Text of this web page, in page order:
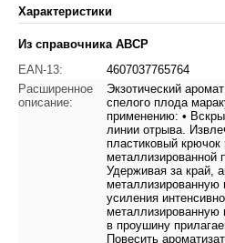
Характеристики
Из справочника ABCP
EAN-13:
4607037765764
Расширенное
описание:
Экзотический
спелого плода
применению: •
линии отрыва.
пластиковый крючок
металлизированной
Удерживая за край,
металлизированную
усиления
металлизированную
в проушину
Повесить